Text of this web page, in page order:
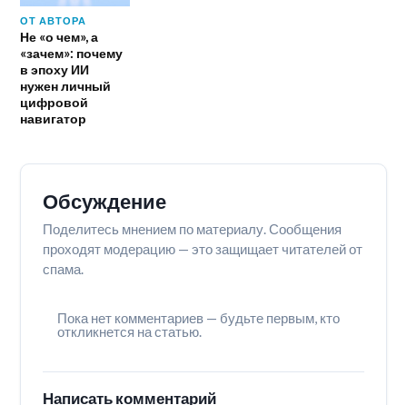
ОТ АВТОРА
Не «о чем», а
«зачем»: почему
в эпоху ИИ
нужен личный
цифровой
навигатор
Обсуждение
Поделитесь мнением по материалу. Сообщения
проходят модерацию — это защищает читателей от
спама.
Пока нет комментариев — будьте первым, кто
откликнется на статью.
Написать комментарий